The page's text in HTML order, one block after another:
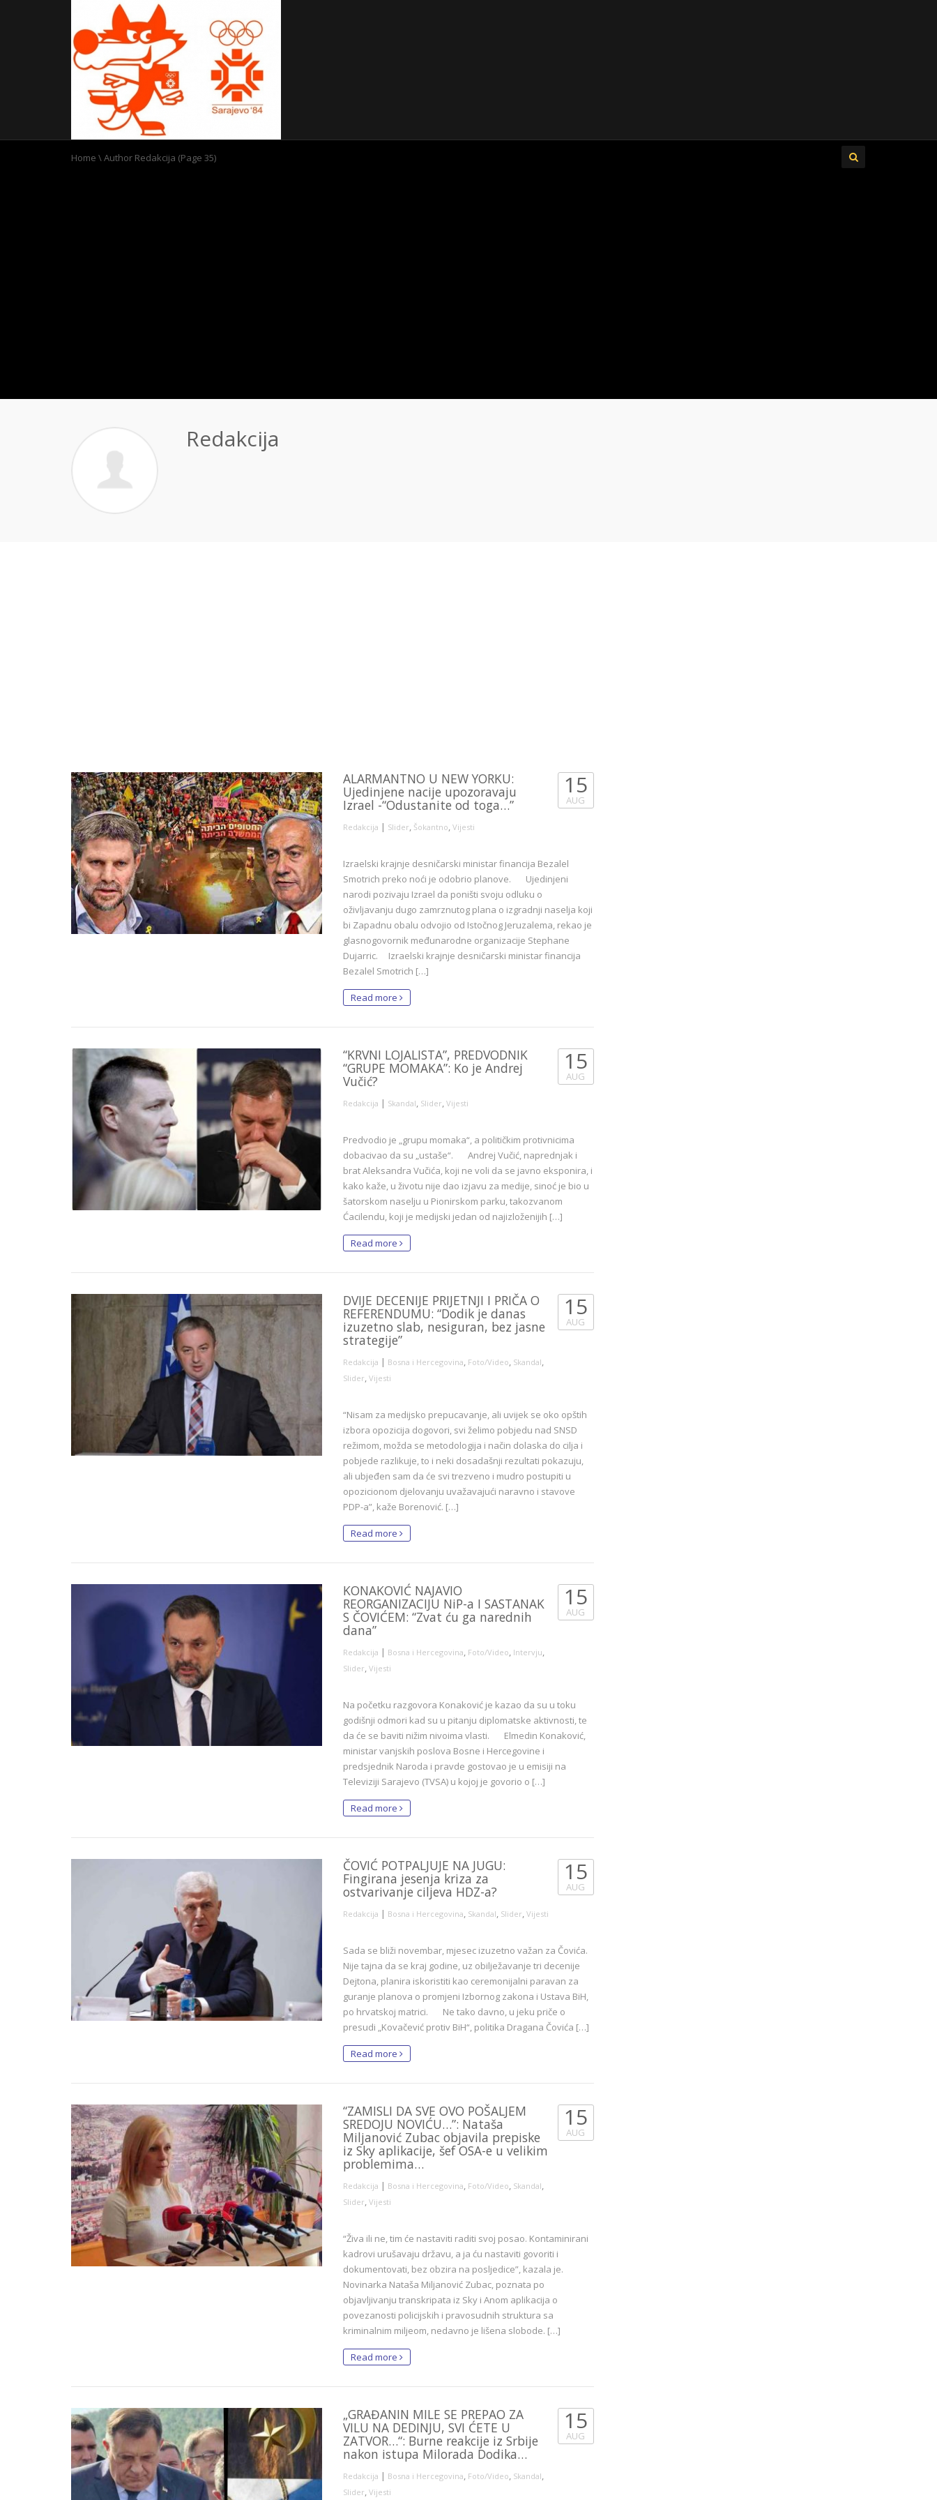
Home \Author Redakcija (Page 35)
Redakcija
ALARMANTNO U NEW YORKU:
Ujedinjene nacije upozoravaju
Izrael -“Odustanite od toga…”
Redakcija | Slider, Šokantno, Vijesti
15
AUG
Izraelski krajnje desničarski ministar financija Bezalel
Smotrich preko noći je odobrio planove. Ujedinjeni
narodi pozivaju Izrael da poništi svoju odluku o
oživljavanju dugo zamrznutog plana o izgradnji naselja koji
bi Zapadnu obalu odvojio od Istočnog Jeruzalema, rekao je
glasnogovornik međunarodne organizacije Stephane
Dujarric. Izraelski krajnje desničarski ministar financija
Bezalel Smotrich […]
Read more
“KRVNI LOJALISTA”, PREDVODNIK
“GRUPE MOMAKA”: Ko je Andrej
Vučić?
Redakcija | Skandal, Slider, Vijesti
15
AUG
Predvodio je „grupu momaka“, a političkim protivnicima
dobacivao da su „ustaše“. Andrej Vučić, naprednjak i
brat Aleksandra Vučića, koji ne voli da se javno eksponira, i
kako kaže, u životu nije dao izjavu za medije, sinoć je bio u
šatorskom naselju u Pionirskom parku, takozvanom
Ćacilendu, koji je medijski jedan od najizloženijih […]
Read more
DVIJE DECENIJE PRIJETNJI I PRIČA O
REFERENDUMU: “Dodik je danas
izuzetno slab, nesiguran, bez jasne
strategije”
Redakcija | Bosna i Hercegovina, Foto/Video, Skandal,
Slider, Vijesti
15
AUG
“Nisam za medijsko prepucavanje, ali uvijek se oko opštih
izbora opozicija dogovori, svi želimo pobjedu nad SNSD
režimom, možda se metodologija i način dolaska do cilja i
pobjede razlikuje, to i neki dosadašnji rezultati pokazuju,
ali ubjeđen sam da će svi trezveno i mudro postupiti u
opozicionom djelovanju uvažavajući naravno i stavove
PDP-a”, kaže Borenović. […]
Read more
KONAKOVIĆ NAJAVIO
REORGANIZACIJU NiP-a I SASTANAK
S ČOVIĆEM: “Zvat ću ga narednih
dana”
Redakcija | Bosna i Hercegovina, Foto/Video, Intervju,
Slider, Vijesti
15
AUG
Na početku razgovora Konaković je kazao da su u toku
godišnji odmori kad su u pitanju diplomatske aktivnosti, te
da će se baviti nižim nivoima vlasti. Elmedin Konaković,
ministar vanjskih poslova Bosne i Hercegovine i
predsjednik Naroda i pravde gostovao je u emisiji na
Televiziji Sarajevo (TVSA) u kojoj je govorio o […]
Read more
ČOVIĆ POTPALJUJE NA JUGU:
Fingirana jesenja kriza za
ostvarivanje ciljeva HDZ-a?
Redakcija | Bosna i Hercegovina, Skandal, Slider, Vijesti
15
AUG
Sada se bliži novembar, mjesec izuzetno važan za Čovića.
Nije tajna da se kraj godine, uz obilježavanje tri decenije
Dejtona, planira iskoristiti kao ceremonijalni paravan za
guranje planova o promjeni Izbornog zakona i Ustava BiH,
po hrvatskoj matrici. Ne tako davno, u jeku priče o
presudi „Kovačević protiv BiH“, politika Dragana Čovića […]
Read more
“ZAMISLI DA SVE OVO POŠALJEM
SREDOJU NOVIĆU…”: Nataša
Miljanović Zubac objavila prepiske
iz Sky aplikacije, šef OSA-e u velikim
problemima…
Redakcija | Bosna i Hercegovina, Foto/Video, Skandal,
Slider, Vijesti
15
AUG
“Živa ili ne, tim će nastaviti raditi svoj posao. Kontaminirani
kadrovi urušavaju državu, a ja ću nastaviti govoriti i
dokumentovati, bez obzira na posljedice”, kazala je.
Novinarka Nataša Miljanović Zubac, poznata po
objavljivanju transkripata iz Sky i Anom aplikacija o
povezanosti policijskih i pravosudnih struktura sa
kriminalnim miljeom, nedavno je lišena slobode. […]
Read more
„GRAĐANIN MILE SE PREPAO ZA
VILU NA DEDINJU, SVI ĆETE U
ZATVOR…“: Burne reakcije iz Srbije
nakon istupa Milorada Dodika…
Redakcija | Bosna i Hercegovina, Foto/Video, Skandal,
Slider, Vijesti
15
AUG